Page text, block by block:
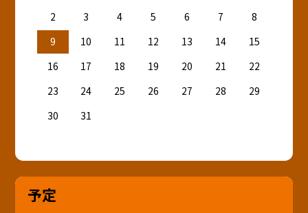
2
3 4 5 6 7
8
9
10 11 12 13 14
15
16
17 18 19 20 21
22
23
24 25 26 27 28
29
30
31
予定